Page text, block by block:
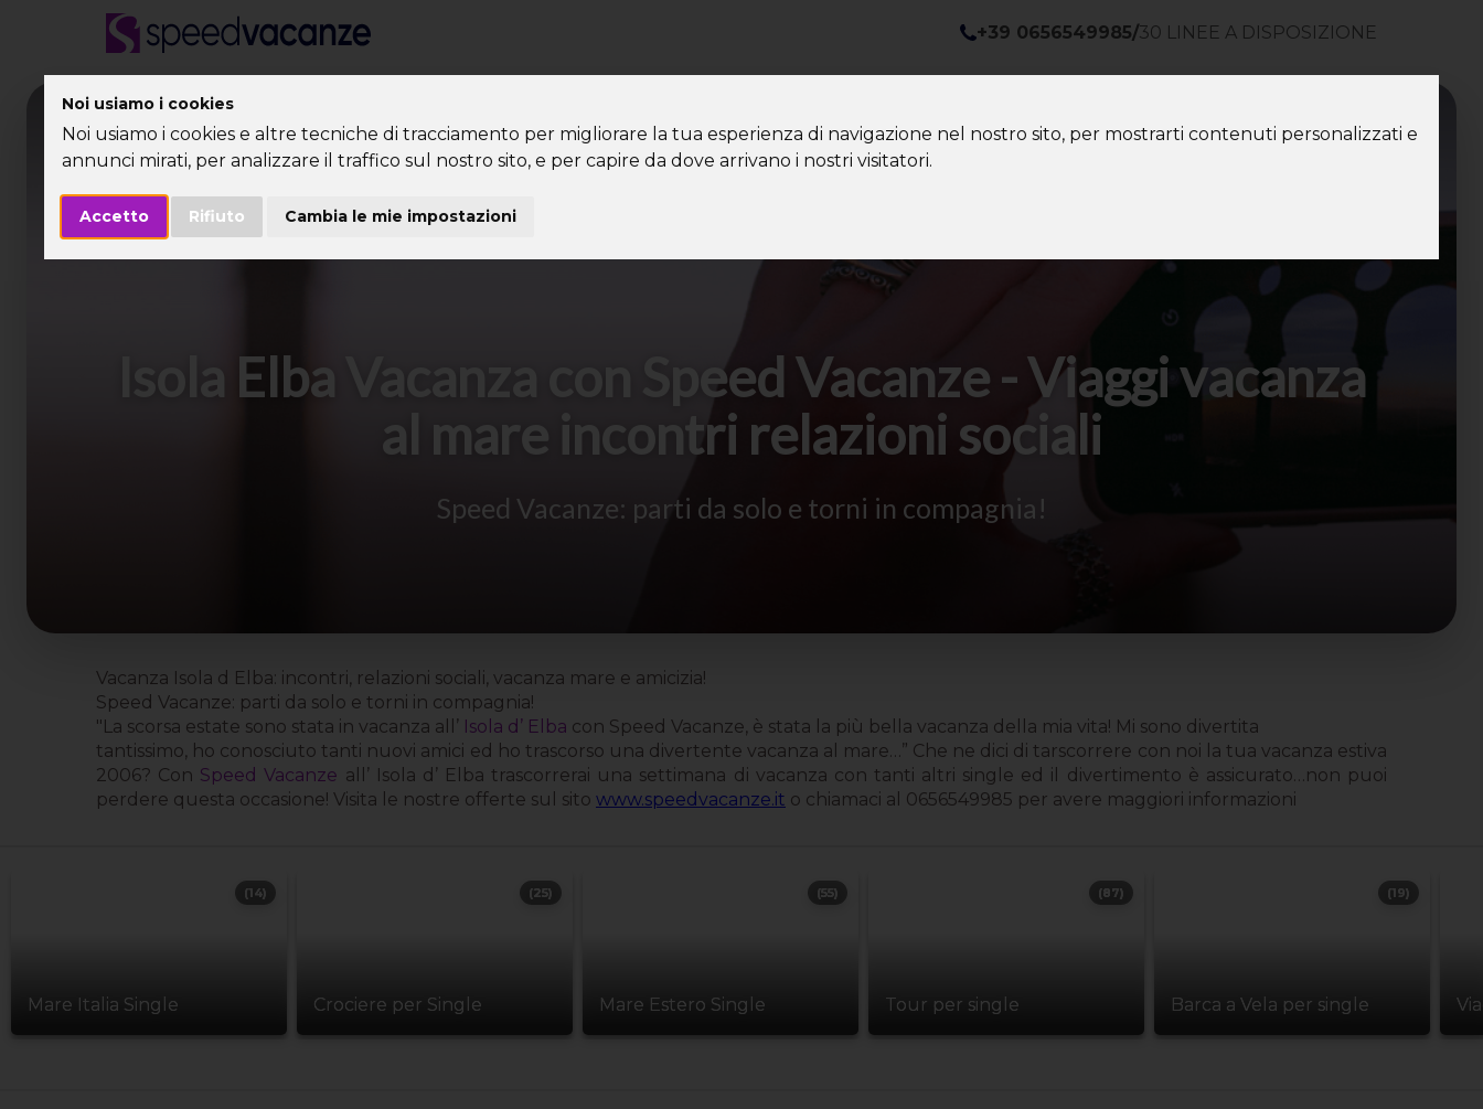
Noi usiamo i cookies
Noi usiamo i cookies e altre tecniche di tracciamento per migliorare la tua esperienza di navigazione nel nostro sito, per mostrarti contenuti personalizzati e
annunci mirati, per analizzare il traffico sul nostro sito, e per capire da dove arrivano i nostri visitatori.
Accetto Rifiuto Cambia le mie impostazioni
+39 0656549985/30 LINEE A DISPOSIZIONE
Isola Elba Vacanza con Speed Vacanze - Viaggi vacanza
al mare incontri relazioni sociali
Speed Vacanze: parti da solo e torni in compagnia!
Vacanza Isola d Elba: incontri, relazioni sociali, vacanza mare e amicizia!
Speed Vacanze: parti da solo e torni in compagnia!
"La scorsa estate sono stata in vacanza all’ Isola d’ Elba con Speed Vacanze, è stata la più bella vacanza della mia vita! Mi sono divertita
tantissimo, ho conosciuto tanti nuovi amici ed ho trascorso una divertente vacanza al mare…” Che ne dici di tarscorrere con noi la tua vacanza estiva
2006? Con Speed Vacanze all’ Isola d’ Elba trascorrerai una settimana di vacanza con tanti altri single ed il divertimento è assicurato…non puoi
perdere questa occasione! Visita le nostre offerte sul sito www.speedvacanze.it o chiamaci al 0656549985 per avere maggiori informazioni
Mare Italia Single
(14)
Crociere per Single
(25)
Mare Estero Single
(55)
Tour per single
(87)
Barca a Vela per single
(19)